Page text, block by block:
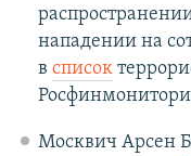
нападении на
в список
Москвич Арсен